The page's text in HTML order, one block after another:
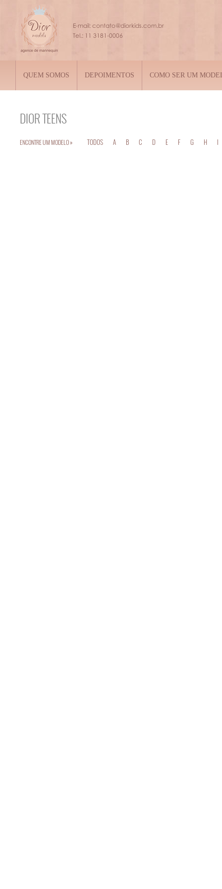
QUEM SOMOS DEPOIMENTOS COMO SER UM
DIORTEENS
ENCONTRE UM MODELO » TODOS A B C D E F G H I